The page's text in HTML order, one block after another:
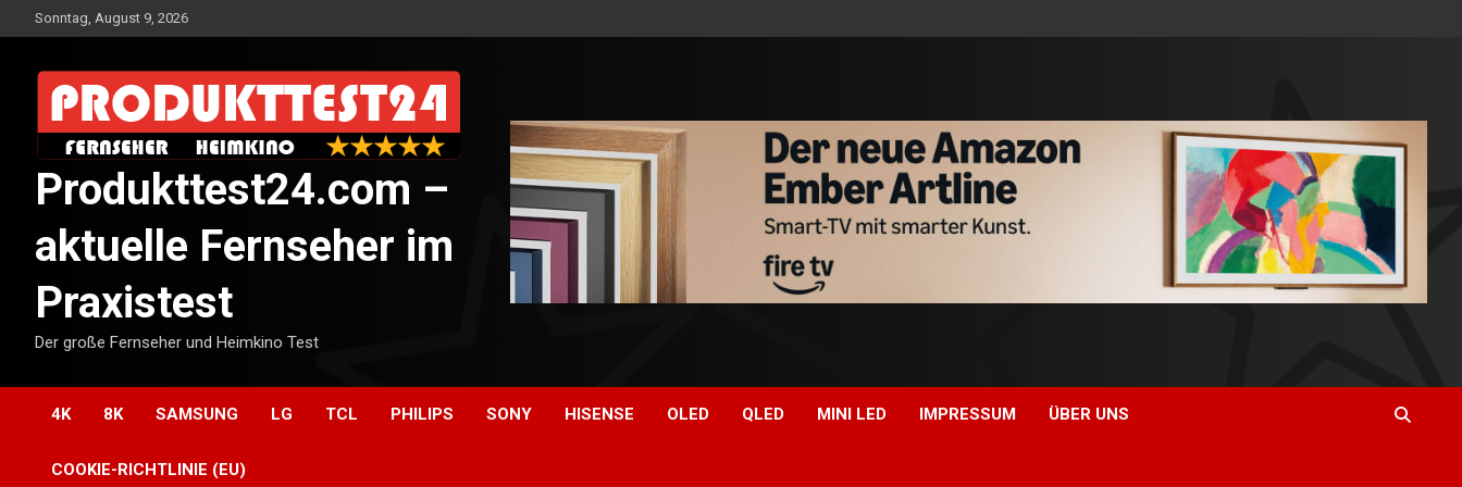
to
Sonntag, August 9, 2026
Produkttest24.com –
aktuelle Fernseher im
Praxistest
Der große Fernseher und Heimkino Test
4K 8K SAMSUNG LG TCL PHILIPS SONY HISENSE OLED QLED MINI LED IMPRESSUM ÜBER UNS
COOKIE-RICHTLINIE (EU)